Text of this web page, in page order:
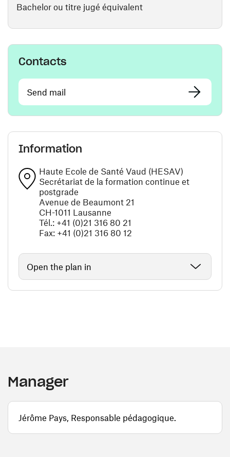
Bachelor ou titre jugé équivalent
Contacts
Send mail
Information
Haute Ecole de Santé Vaud (HESAV)
Secrétariat de la formation continue et
postgrade
Avenue de Beaumont 21
CH-1011 Lausanne
Tél.: +41 (0)21 316 80 21
Fax: +41 (0)21 316 80 12
Open the plan in
Manager
Jérôme Pays, Responsable pédagogique.